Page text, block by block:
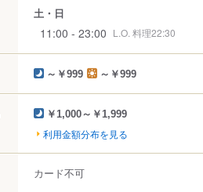
土・日
11:00 - 23:00 L.O. 料理22:30
～￥999 ～￥999
￥1,000～￥1,999
利用金額分布を見る
カード不可